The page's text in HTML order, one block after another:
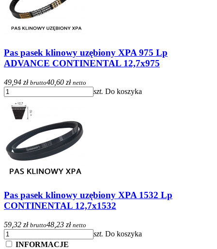
Pas pasek klinowy uzębiony XPA 975 Lp
ADVANCE CONTINENTAL 12,7x975
49,94 zł brutto40,60 zł netto
szt. Do koszyka
Pas pasek klinowy uzębiony XPA 1532 Lp
CONTINENTAL 12,7x1532
59,32 zł brutto48,23 zł netto
szt. Do koszyka
INFORMACJE